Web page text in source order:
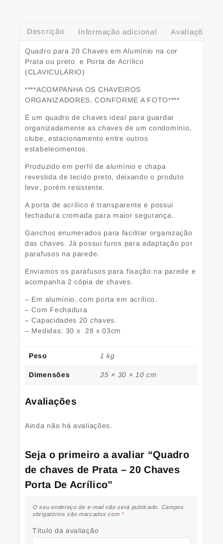
Descrição Informação adicional Avaliações
Quadro para 20 Chaves em Alumínio na cor
Prata ou preto e Porta de Acrílico
(CLAVICULÁRIO)
****ACOMPANHA OS CHAVEIROS
ORGANIZADORES, CONFORME A FOTO****
É um quadro de chaves ideal para guardar
organizadamente as chaves de um condomínio,
clube, estacionamento entre outros
estabelecimentos.
Produzido em perfil de alumínio e chapa
revestida de tecido preto, deixando o produto
leve, porém resistente.
A porta de acrílico é transparente e possui
fechadura cromada para maior segurança.
Ganchos enumerados para facilitar organização
das chaves. Já possui furos para adaptação por
parafusos na parede.
Enviamos os parafusos para fixação na parede e
acompanha 2 cópia de chaves.
– Em alumínio, com porta em acrílico.
– Com Fechadura
– Capacidades 20 chaves.
– Medidas: 30 x 28 x 03cm
Peso 1 kg
Dimensões 35 × 30 × 10 cm
Avaliações
Ainda não há avaliações.
Seja o primeiro a avaliar “Quadro
de chaves de Prata – 20 Chaves
Porta De Acrílico”
O seu endereço de e-mail não será publicado.
Campos
obrigatórios são marcados com *
Título da avaliação